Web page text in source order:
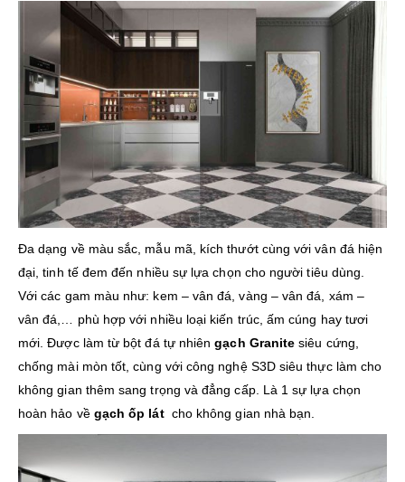
Đa dạng về màu sắc, mẫu mã, kích thướt cùng với vân đá hiện
đại, tinh tế đem đến nhiều sự lựa chọn cho người tiêu dùng.
Với các gam màu như: kem – vân đá, vàng – vân đá, xám –
vân đá,… phù hợp với nhiều loại kiến trúc, ấm cúng hay tươi
mới. Được làm từ bột đá tự nhiêngạch Granite siêu cứng,
chống mài mòn tốt, cùng với công nghệ S3D siêu thực làm cho
không gian thêm sang trọng và đẳng cấp. Là 1 sự lựa chọn
hoàn hảo về gạch ốp lát cho không gian nhà bạn.